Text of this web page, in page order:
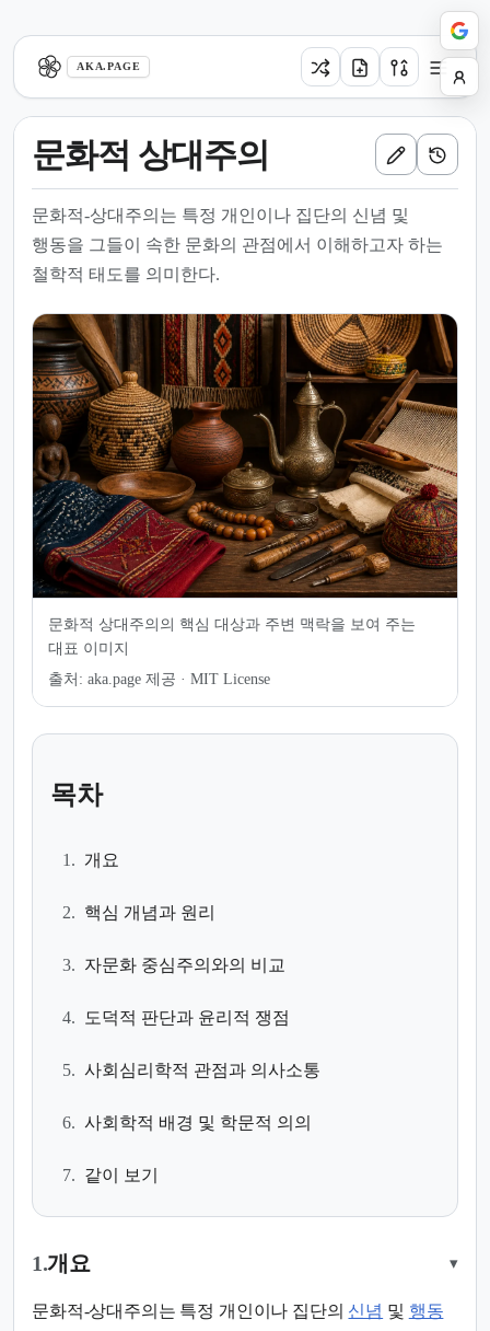
AKA.PAGE
문화적 상대주의
문화적-상대주의는 특정 개인이나 집단의 신념 및
행동을 그들이 속한 문화의 관점에서 이해하고자 하는
철학적 태도를 의미한다.
문화적 상대주의의 핵심 대상과 주변 맥락을 보여 주는
대표 이미지
출처: aka.page 제공 · MIT License
목차
1. 개요
2. 핵심 개념과 원리
3. 자문화 중심주의와의 비교
4. 도덕적 판단과 윤리적 쟁점
5. 사회심리학적 관점과 의사소통
6. 사회학적 배경 및 학문적 의의
7. 같이 보기
1.개요 ▾
문화적-상대주의는 특정 개인이나 집단의 신념 및 행동